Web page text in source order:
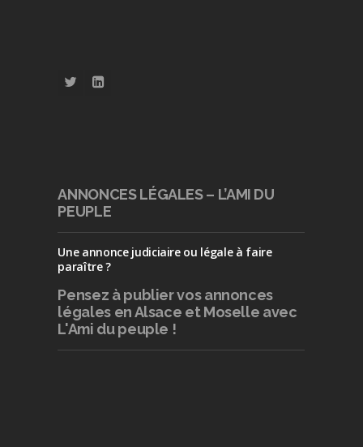
ANNONCES LÉGALES – L’AMI DU
PEUPLE
Une annonce judiciaire ou légale à faire
paraître ?
Pensez à publiervos annonces
légales en Alsace et Moselle avec
L'Ami du peuple !